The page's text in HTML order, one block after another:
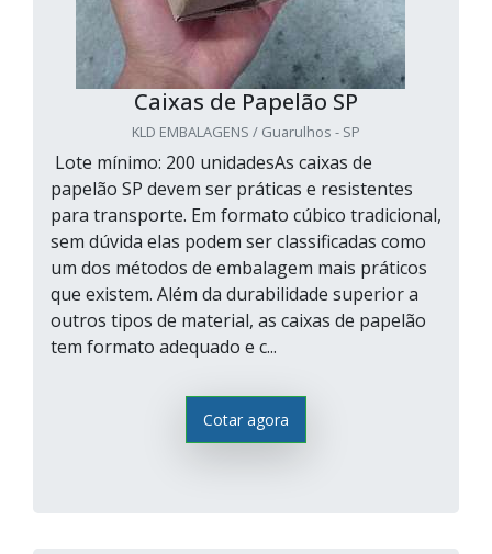
Caixas de Papelão SP
KLD EMBALAGENS / Guarulhos - SP
Lote mínimo: 200 unidadesAs caixas de
papelão SP devem ser práticas e resistentes
para transporte. Em formato cúbico tradicional,
sem dúvida elas podem ser classificadas como
um dos métodos de embalagem mais práticos
que existem. Além da durabilidade superior a
outros tipos de material, as caixas de papelão
tem formato adequado e c...
Cotar agora